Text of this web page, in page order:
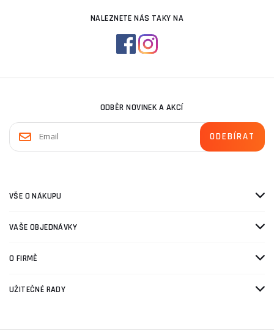
NALEZNETE NÁS TAKY NA
ODBĚR NOVINEK A AKCÍ
VŠE O NÁKUPU
VAŠE OBJEDNÁVKY
O FIRMĚ
UŽITEČNÉ RADY